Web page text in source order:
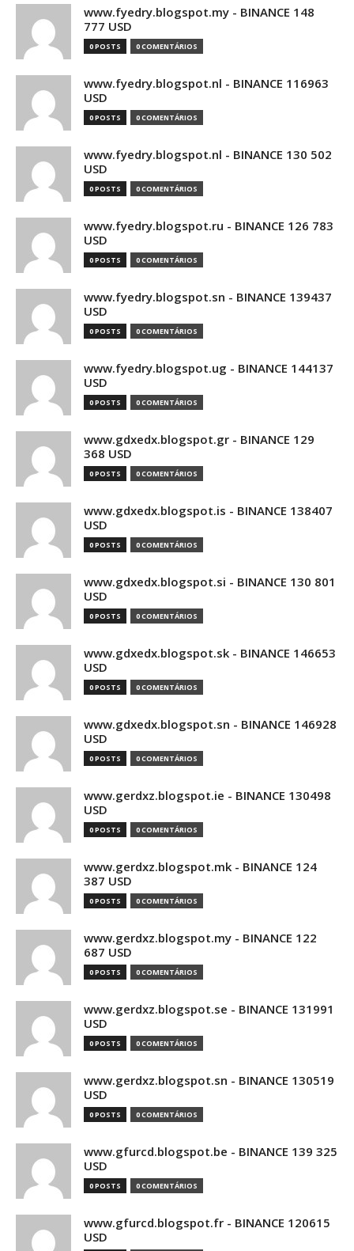
www.fyedry.blogspot.my - BINANCE 148
777 USD
0 POSTS 0 COMENTÁRIOS
www.fyedry.blogspot.nl - BINANCE 116963
USD
0 POSTS 0 COMENTÁRIOS
www.fyedry.blogspot.nl - BINANCE 130 502
USD
0 POSTS 0 COMENTÁRIOS
www.fyedry.blogspot.ru - BINANCE 126 783
USD
0 POSTS 0 COMENTÁRIOS
www.fyedry.blogspot.sn - BINANCE 139437
USD
0 POSTS 0 COMENTÁRIOS
www.fyedry.blogspot.ug - BINANCE 144137
USD
0 POSTS 0 COMENTÁRIOS
www.gdxedx.blogspot.gr - BINANCE 129
368 USD
0 POSTS 0 COMENTÁRIOS
www.gdxedx.blogspot.is - BINANCE 138407
USD
0 POSTS 0 COMENTÁRIOS
www.gdxedx.blogspot.si - BINANCE 130 801
USD
0 POSTS 0 COMENTÁRIOS
www.gdxedx.blogspot.sk - BINANCE 146653
USD
0 POSTS 0 COMENTÁRIOS
www.gdxedx.blogspot.sn - BINANCE 146928
USD
0 POSTS 0 COMENTÁRIOS
www.gerdxz.blogspot.ie - BINANCE 130498
USD
0 POSTS 0 COMENTÁRIOS
www.gerdxz.blogspot.mk - BINANCE 124
387 USD
0 POSTS 0 COMENTÁRIOS
www.gerdxz.blogspot.my - BINANCE 122
687 USD
0 POSTS 0 COMENTÁRIOS
www.gerdxz.blogspot.se - BINANCE 131991
USD
0 POSTS 0 COMENTÁRIOS
www.gerdxz.blogspot.sn - BINANCE 130519
USD
0 POSTS 0 COMENTÁRIOS
www.gfurcd.blogspot.be - BINANCE 139 325
USD
0 POSTS 0 COMENTÁRIOS
www.gfurcd.blogspot.fr - BINANCE 120615
USD